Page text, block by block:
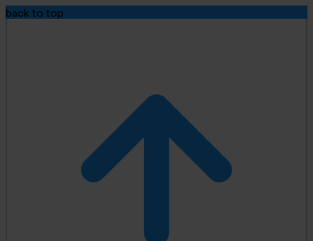
back to top